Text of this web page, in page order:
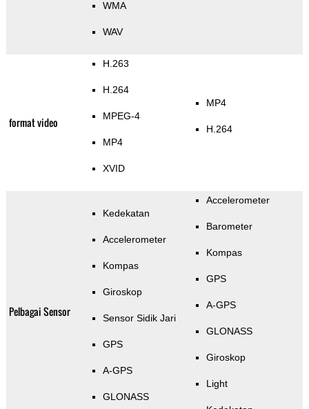
WMA
WAV
format video
H.263
H.264
MPEG-4
MP4
XVID
MP4
H.264
Pelbagai Sensor
Kedekatan
Accelerometer
Kompas
Giroskop
Sensor Sidik Jari
GPS
A-GPS
GLONASS
Accelerometer
Barometer
Kompas
GPS
A-GPS
GLONASS
Giroskop
Light